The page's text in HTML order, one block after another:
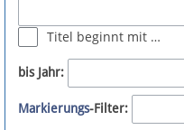
Newsletter
Bluesky
Titel beginnt mit …
bis Jahr:
Markierungs-Filter: